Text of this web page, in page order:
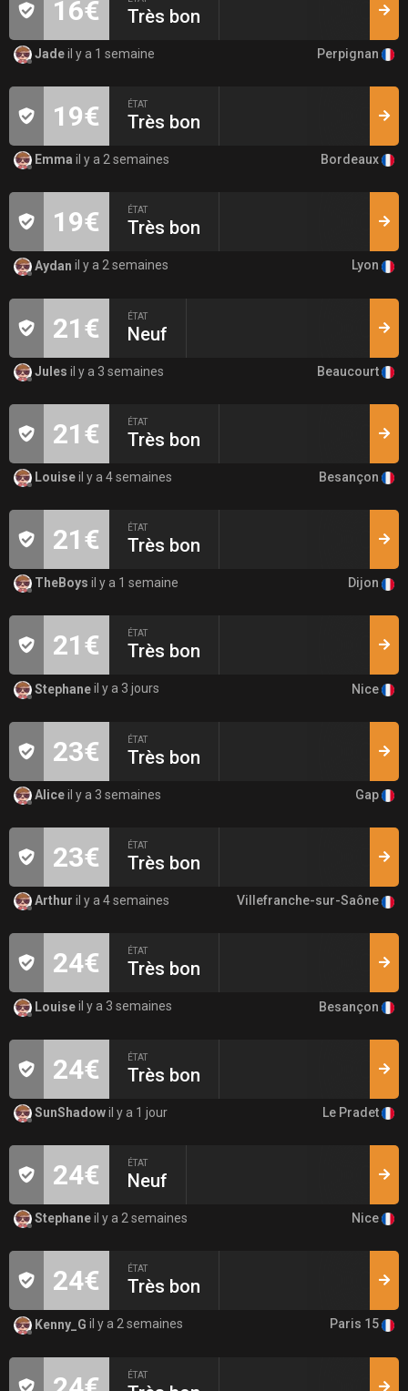
16€ Très bon
Jadeil y a 1 semaine Perpignan
19€ ÉTAT
Très bon
Emma il y a 2 semaines Bordeaux
19€ ÉTAT
Très bon
Aydan il y a 2 semaines Lyon
21€ ÉTAT
Neuf
Jules il y a 3 semaines Beaucourt
21€ ÉTAT
Très bon
Louiseil y a 4 semaines Besançon
21€ ÉTAT
Très bon
TheBoys il y a 1 semaine Dijon
21€ ÉTAT
Très bon
Stephaneil y a 3 jours Nice
23€ ÉTAT
Très bon
Aliceil y a 3 semaines Gap
23€ ÉTAT
Très bon
Arthur il y a 4 semaines Villefranche-sur-Saône
24€ ÉTAT
Très bon
Louiseil y a 3 semaines Besançon
24€ ÉTAT
Très bon
SunShadowil y a 1 jour Le Pradet
24€ ÉTAT
Neuf
Stephaneil y a 2 semaines Nice
24€ ÉTAT
Très bon
Kenny_G il y a 2 semaines Paris 15
ÉTAT